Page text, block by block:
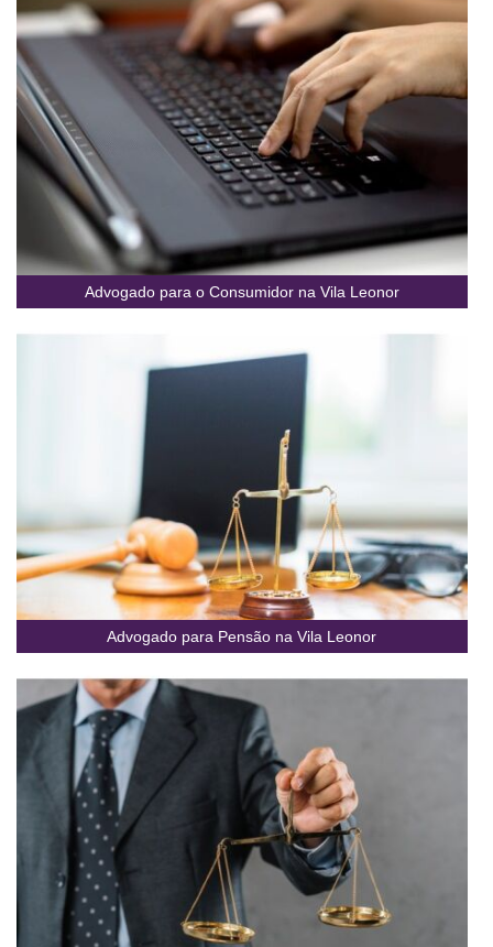
Advogado para o Consumidor na Vila Leonor
Advogado para Pensão na Vila Leonor